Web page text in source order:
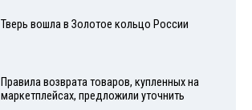
Тверь вошла в Золотое кольцо России
Правила возврата товаров, купленных на
маркетплейсах, предложили уточнить